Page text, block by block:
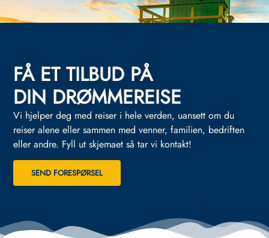
FÅ ET TILBUD PÅ
DIN DRØMMEREISE
Vi hjelper deg med reiser i hele verden, uansett om du
reiser alene eller sammen med venner, familien, bedriften
eller andre. Fyll ut skjemaet så tar vi kontakt!
SEND FORESPØRSEL